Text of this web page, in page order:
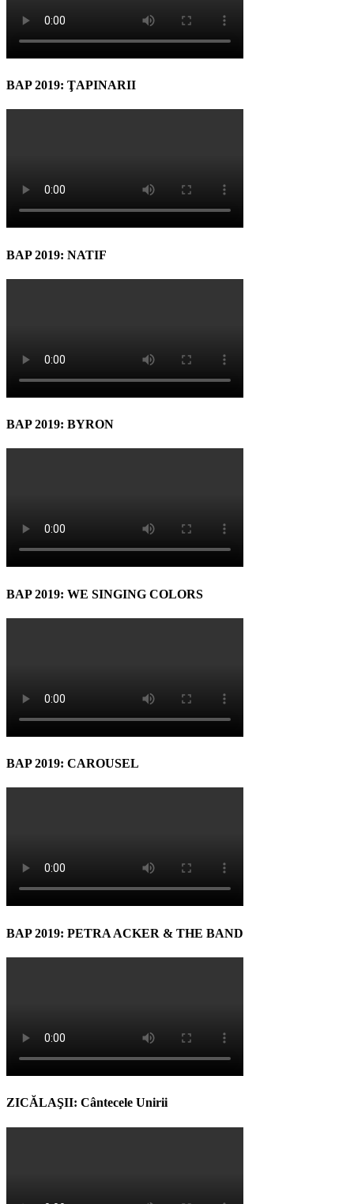
BAP 2019: ŢAPINARII
BAP 2019: NATIF
BAP 2019: BYRON
BAP 2019: WE SINGING COLORS
BAP 2019: CAROUSEL
BAP 2019: PETRA ACKER & THE BAND
ZICĂLAŞII: Cântecele Unirii